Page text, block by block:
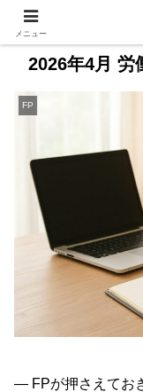
2026年4月 労
FP
― FPが押さえてお
メニュー